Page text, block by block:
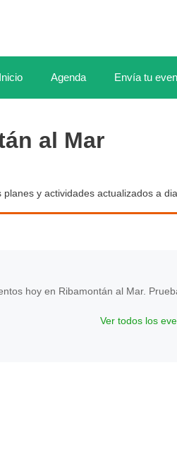
Inicio Agenda Envía tu
al Mar
planes y actividades actualizados a
hoy en Ribamontán al Mar.
Ver todos los